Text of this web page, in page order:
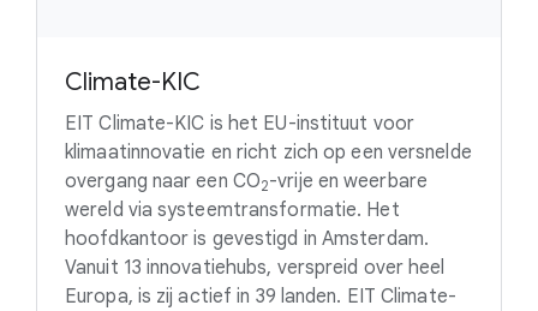
Climate-KIC
EIT Climate-KIC is het EU-instituut voor
klimaatinnovatie en richt zich op een versnelde
overgang naar een CO2-vrije en weerbare
wereld via systeemtransformatie. Het
hoofdkantoor is gevestigd in Amsterdam.
Vanuit 13 innovatiehubs, verspreid over heel
Europa, is zij actief in 39 landen. EIT Climate-